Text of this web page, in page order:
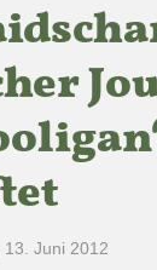
13. Juni 2012